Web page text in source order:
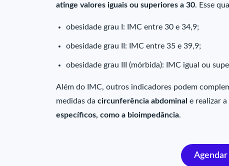
atinge valores iguais ou superiores a 30. Esse
obesidade grau I: IMC entre 30 e 34,9;
obesidade grau II: IMC entre 35 e 39,9;
obesidade grau III (mórbida): IMC igual ou
Além do IMC, outros indicadores podem
medidas da circunferência abdominal e realizar a
específicos, como a bioimpedância.